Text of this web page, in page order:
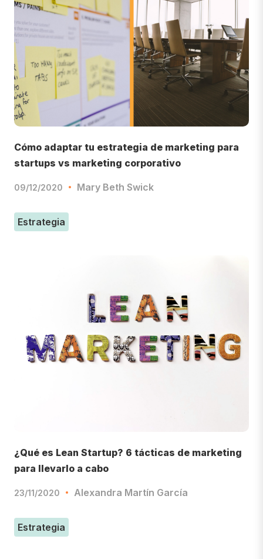
Cómo adaptar tu estrategia de marketing para
startups vs marketing corporativo
09/12/2020 Mary Beth Swick
Estrategia
¿Qué es Lean Startup? 6 tácticas de marketing
para llevarlo a cabo
23/11/2020 Alexandra Martín García
Estrategia